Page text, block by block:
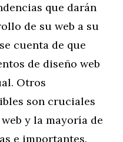
que darán
de su web a su
cuenta de que
de diseño web
Otros
son cruciales
y la mayoría de
e importantes.